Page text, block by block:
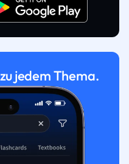
jedem Thema.